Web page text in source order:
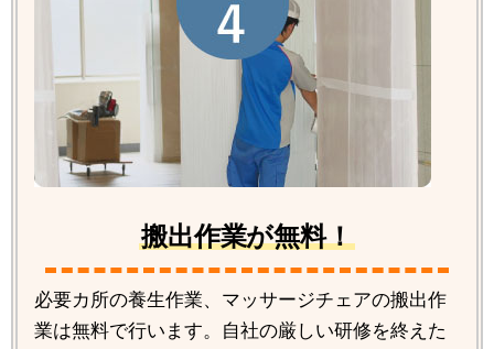
搬出作業が無料！
必要カ所の養生作業、マッサージチェアの搬出作
業は無料で行います。自社の厳しい研修を終えた